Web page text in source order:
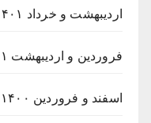
اردیبهشت و خرداد ۱۴۰۱
فروردین و اردیبهشت ۱۴۰۱
اسفند و فروردین ۱۴۰۰